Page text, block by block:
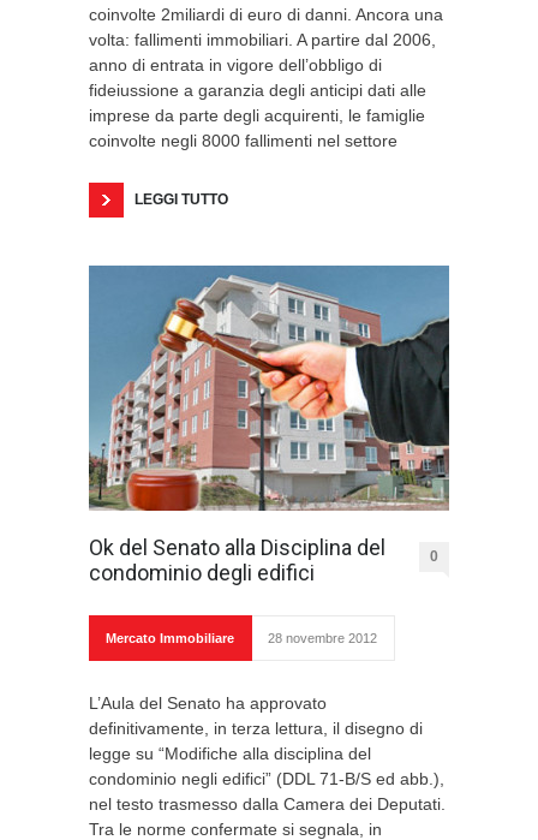
coinvolte 2miliardi di euro di danni. Ancora una
volta: fallimenti immobiliari. A partire dal 2006,
anno di entrata in vigore dell’obbligo di
fideiussione a garanzia degli anticipi dati alle
imprese da parte degli acquirenti, le famiglie
coinvolte negli 8000 fallimenti nel settore
LEGGI TUTTO
Ok del Senato alla Disciplina del
condominio degli edifici
0
Mercato Immobiliare 28 novembre 2012
L’Aula del Senato ha approvato
definitivamente, in terza lettura, il disegno di
legge su “Modifiche alla disciplina del
condominio negli edifici” (DDL 71-B/S ed abb.),
nel testo trasmesso dalla Camera dei Deputati.
Tra le norme confermate si segnala, in